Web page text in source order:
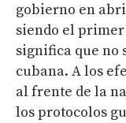
gobierno en
siendo el primer
significa que no
cubana. A los
al frente de la
los protocolos